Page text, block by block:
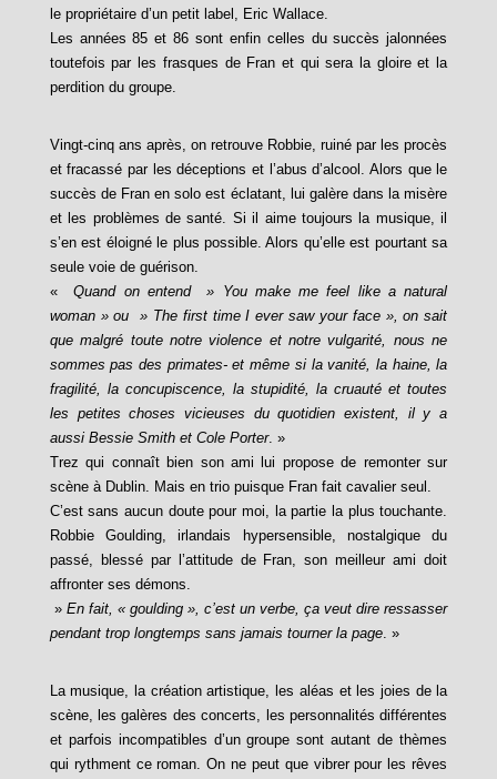
le propriétaire d’un petit label, Eric Wallace.
Les années 85 et 86 sont enfin celles du succès jalonnées
toutefois par les frasques de Fran et qui sera la gloire et la
perdition du groupe.
Vingt-cinq ans après, on retrouve Robbie, ruiné par les procès
et fracassé par les déceptions et l’abus d’alcool. Alors que le
succès de Fran en solo est éclatant, lui galère dans la misère
et les problèmes de santé. Si il aime toujours la musique, il
s’en est éloigné le plus possible. Alors qu’elle est pourtant sa
seule voie de guérison.
«
Quand on entend » You make me feel like a natural
woman » ou » The first time I ever saw your face », on sait
que malgré toute notre violence et notre vulgarité, nous ne
sommes pas des primates- et même si la vanité, la haine, la
fragilité, la concupiscence, la stupidité, la cruauté et toutes
les petites choses vicieuses du quotidien existent, il y a
aussi Bessie Smith et Cole Porter. »
Trez qui connaît bien son ami lui propose de remonter sur
scène à Dublin. Mais en trio puisque Fran fait cavalier seul.
C’est sans aucun doute pour moi, la partie la plus touchante.
Robbie Goulding, irlandais hypersensible, nostalgique du
passé, blessé par l’attitude de Fran, son meilleur ami doit
affronter ses démons.
» En fait, « goulding », c’est un verbe, ça veut dire ressasser
pendant trop longtemps sans jamais tourner la page. »
La musique, la création artistique, les aléas et les joies de la
scène, les galères des concerts, les personnalités différentes
et parfois incompatibles d’un groupe sont autant de thèmes
qui rythment ce roman. On ne peut que vibrer pour les rêves